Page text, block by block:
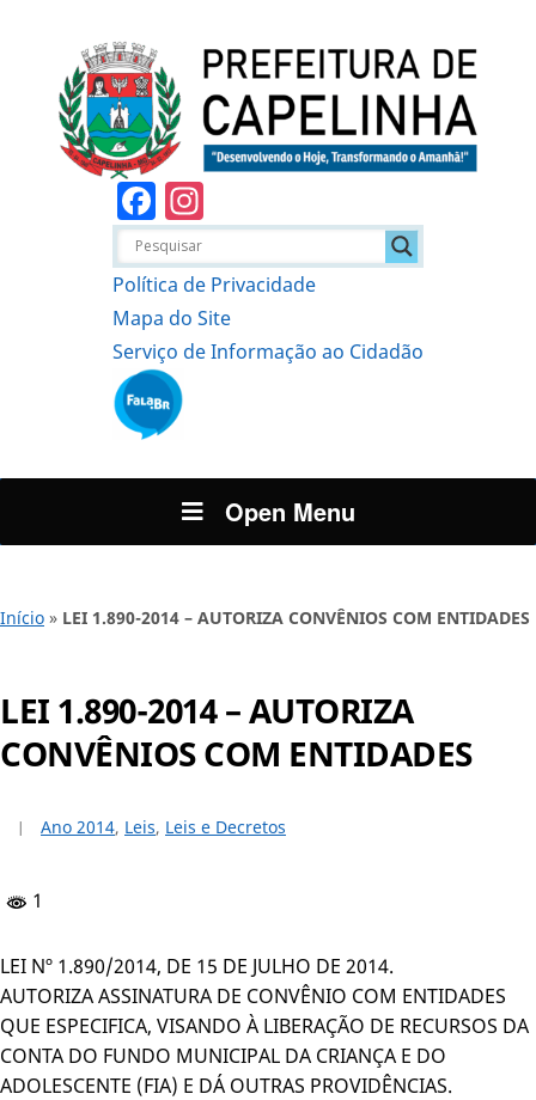
Facebook
Política de Privacidade
Mapa do Site
Serviço de Informação ao Cidadão
Open Menu
Início » LEI 1.890-2014 – AUTORIZA CONVÊNIOS COM ENTIDADES
LEI 1.890-2014 – AUTORIZA
CONVÊNIOS COM ENTIDADES
Ano 2014, Leis, Leis e Decretos
1
LEI Nº 1.890/2014, DE 15 DE JULHO DE 2014.
AUTORIZA ASSINATURA DE CONVÊNIO COM ENTIDADES
QUE ESPECIFICA, VISANDO À LIBERAÇÃO DE RECURSOS DA
CONTA DO FUNDO MUNICIPAL DA CRIANÇA E DO
ADOLESCENTE (FIA) E DÁ OUTRAS PROVIDÊNCIAS.